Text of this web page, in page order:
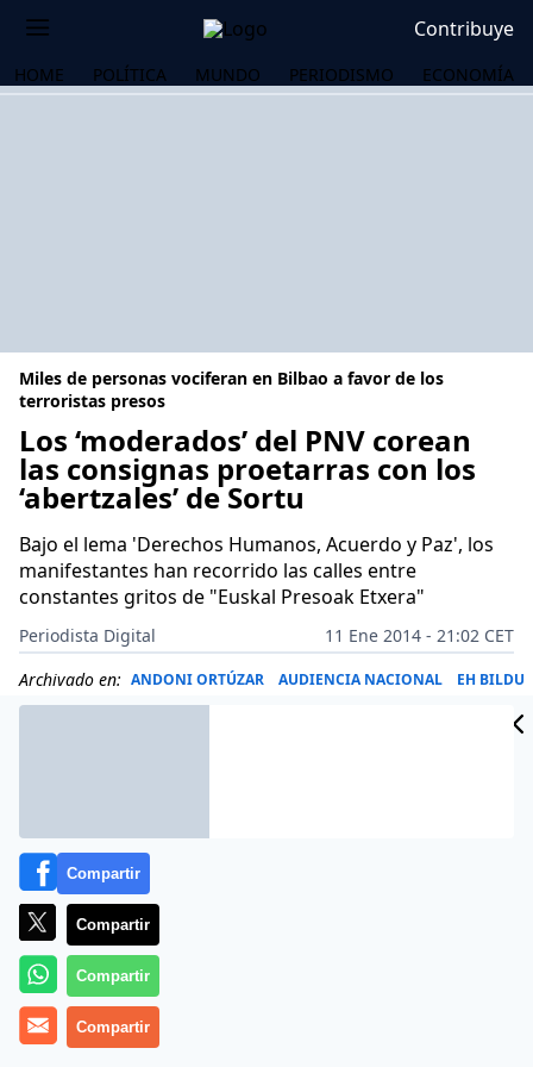
Contribuye
HOME POLÍTICA MUNDO PERIODISMO ECONOMÍA
Miles de personas vociferan en Bilbao a favor de los
terroristas presos
Los ‘moderados’ del PNV corean
las consignas proetarras con los
‘abertzales’ de Sortu
Bajo el lema 'Derechos Humanos, Acuerdo y Paz', los
manifestantes han recorrido las calles entre
constantes gritos de "Euskal Presoak Etxera"
Periodista Digital
11 Ene 2014 - 21:02 CET
Archivado en: ANDONI ORTÚZAR AUDIENCIA NACIONAL EH BILDU
Compartir
Compartir
Compartir
Compartir